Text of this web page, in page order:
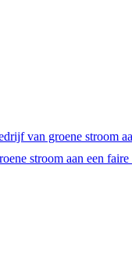
van groene stroom
stroom aan een faire